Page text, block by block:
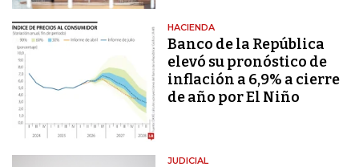
HACIENDA
Banco de la República
elevó su pronóstico de
inflación a 6,9% a cierre
de año por El Niño
JUDICIAL